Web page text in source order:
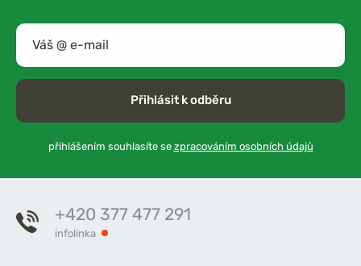
Přihlásit k odběru
přihlášením souhlasíte se zpracováním osobních údajů
+420 377 477 291
infolinka